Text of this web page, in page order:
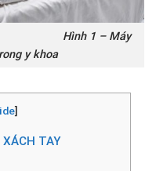
Máy
y khoa
]
XÁCH TAY